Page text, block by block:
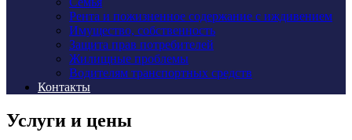
Рента и пожизненное содержание с иждивением
Имущество, собственность
Защита прав потребителей
Жилищные проблемы
Водителям транспортных средств
Контакты
Услуги и цены